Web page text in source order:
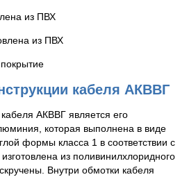
из ПВХ
из ПВХ
кабеля АКВВГ
АКВВГ является его
которая выполнена в виде
формы класса 1 в соответствии с
из поливинилхлоридного
Внутри обмотки кабеля